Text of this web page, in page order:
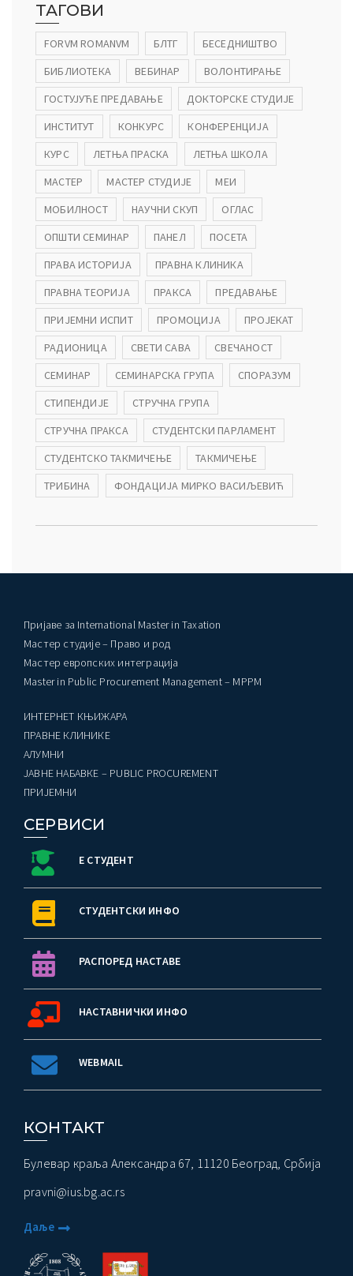
ТАГОВИ
FORVM ROMANVM БЛТГ
БЕСЕДНИШТВО
БИБЛИОТЕКА
ВЕБИНАР
ВОЛОНТИРАЊЕ
ГОСТУЈУЋЕ ПРЕДАВАЊЕ
ДОКТОРСКЕ СТУДИЈЕ
ИНСТИТУТ
КОНКУРС
КОНФЕРЕНЦИЈА
КУРС
ЛЕТЊА ПРАСКА
ЛЕТЊА ШКОЛА
МАСТЕР
МАСТЕР СТУДИЈЕ
МЕИ
МОБИЛНОСТ
НАУЧНИ СКУП
ОГЛАС
ОПШТИ СЕМИНАР
ПАНЕЛ
ПОСЕТА
ПРАВА ИСТОРИЈА
ПРАВНА КЛИНИКА
ПРАВНА ТЕОРИЈА
ПРАКСА
ПРЕДАВАЊЕ
ПРИЈЕМНИ ИСПИТ
ПРОМОЦИЈА
ПРОЈЕКАТ
РАДИОНИЦА
СВЕТИ САВА
СВЕЧАНОСТ
СЕМИНАР
СЕМИНАРСКА ГРУПА
СПОРАЗУМ
СТИПЕНДИЈЕ
СТРУЧНА ГРУПА
СТРУЧНА ПРАКСА
СТУДЕНТСКИ ПАРЛАМЕНТ
СТУДЕНТСКО ТАКМИЧЕЊЕ
ТАКМИЧЕЊЕ
ТРИБИНА
ФОНДАЦИЈА МИРКО ВАСИЉЕВИЋ
Пријаве за International Master in Taxation
Мастер студије – Право и род
Мастер европских интеграција
Master in Public Procurement Management – MPPM
ИНТЕРНЕТ КЊИЖАРА
ПРАВНЕ КЛИНИКЕ
AЛУМНИ
ЈАВНЕ НАБАВКЕ – PUBLIC PROCUREMENT
ПРИЈЕМНИ
СЕРВИСИ
Е СТУДЕНТ
СТУДЕНТСКИ ИНФО
РАСПОРЕД НАСТАВЕ
НАСТАВНИЧКИ ИНФО
WEBMAIL
КОНТАКТ
Булевар краља Александра 67, 11120 Београд, Србија
pravni@ius.bg.ac.rs
Даље